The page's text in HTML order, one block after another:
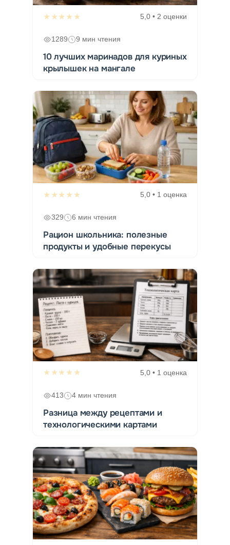
★★★★★ 5,0 • 2 оценки
1289 9 мин чтения
10 лучших маринадов для куриных
крылышек на мангале
★★★★★ 5,0 • 1 оценка
329 6 мин чтения
Рацион школьника: полезные
продукты и удобные перекусы
★★★★★ 5,0 • 1 оценка
413 4 мин чтения
Разница между рецептами и
технологическими картами